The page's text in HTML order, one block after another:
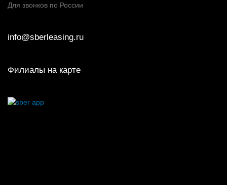
Для звонков по России
info@sberleasing.ru
Филиалы на карте